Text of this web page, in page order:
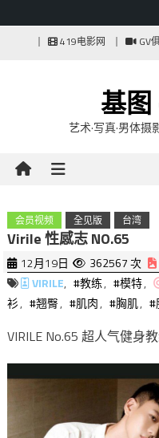
419电影网 GV
基图
艺术·写真·男体摄
会员视频 全见版 台湾
Virile 性感志 NO.65
12月19日 362567 次
VIRILE, #教练, #模特,
衫, #翘臀, #肌肉, #胸肌, #
VIRILE No.65 超人气健身